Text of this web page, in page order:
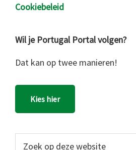
Cookiebeleid
Wil je Portugal Portal volgen?
Dat kan op twee manieren!
Kies hier